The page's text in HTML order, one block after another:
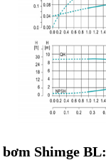
Shimge BL: